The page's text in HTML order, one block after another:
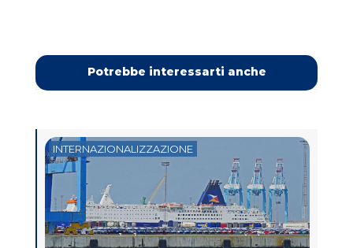
Potrebbe interessarti anche
INTERNAZIONALIZZAZIONE